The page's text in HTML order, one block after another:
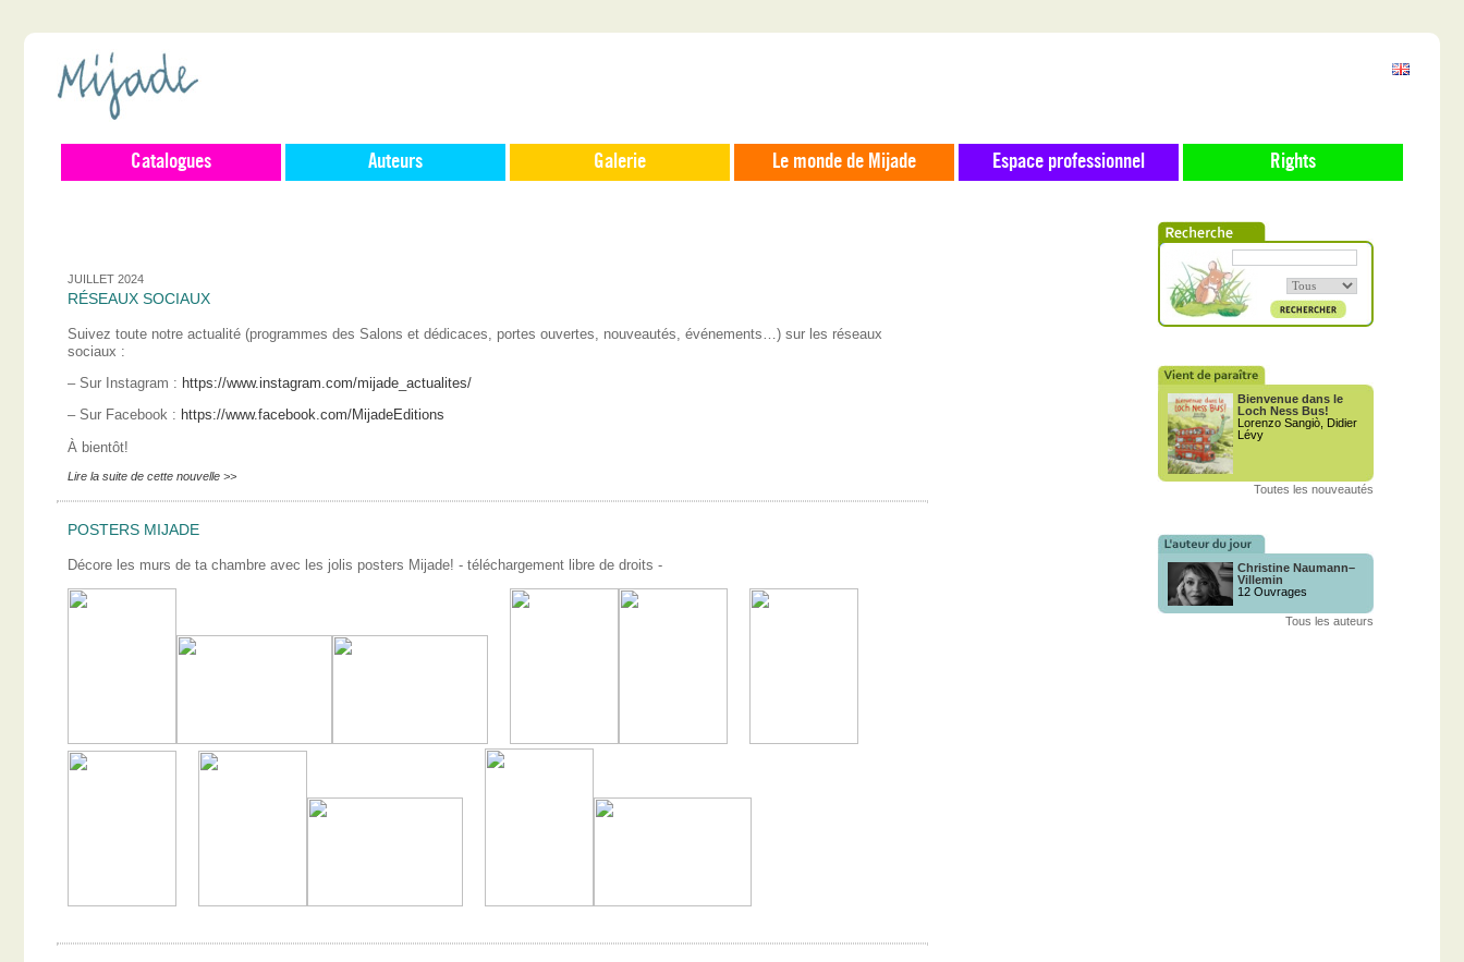
Catalogues Auteurs Galerie Le monde de Mijade Espace professionnel Rights
JUILLET 2024
RÉSEAUX SOCIAUX
Suivez toute notre actualité (programmes des Salons et dédicaces, portes ouvertes, nouveautés, événements…) sur les réseaux
sociaux :
– Sur Instagram : https://www.instagram.com/mijade_actualites/
– Sur Facebook : https://www.facebook.com/MijadeEditions
À bientôt!
Lire la suite de cette nouvelle >>
POSTERS MIJADE
Décore les murs de ta chambre avec les jolis posters Mijade! - téléchargement libre de droits -
Bienvenue dans le
Loch Ness Bus!
Lorenzo Sangiò, Didier
Lévy
Toutes les nouveautés
Christine Naumann–
Villemin
12 Ouvrages
Tous les auteurs